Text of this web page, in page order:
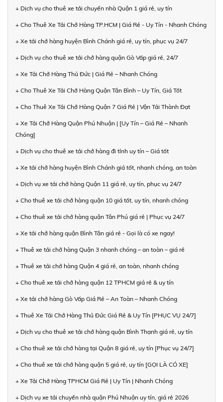
+ Dịch vụ cho thuê xe tải chuyển nhà Quận 1 giá rẻ, uy tín
+ Cho Thuê Xe Tải Chở Hàng TP.HCM | Giá Rẻ - Uy Tín - Nhanh Chóng
+ Xe tải chở hàng huyện Bình Chánh giá rẻ, uy tín, phục vụ 24/7
+ Dịch vụ cho thuê xe tải chở hàng quận Gò Vấp giá rẻ, 24/7
+ Xe Tải Chở Hàng Thủ Đức | Giá Rẻ – Nhanh Chóng
+ Cho Thuê Xe Tải Chở Hàng Quận Tân Bình – Uy Tín, Giá Tốt
+ Cho Thuê Xe Tải Chở Hàng Quận 7 Giá Rẻ | Vận Tải Thành Đạt
+ Xe Tải Chở Hàng Quận Phú Nhuận | [Uy Tín – Giá Rẻ – Nhanh
Chóng]
+ Dịch vụ cho thuê xe tải chở hàng đi tỉnh uy tín – Giá tốt
+ Xe tải chở hàng huyện Bình Chánh giá tốt, nhanh chóng, an toàn
+ Dịch vụ xe tải chở hàng Quận 11 giá rẻ, uy tín, phục vụ 24/7
+ Cho thuê xe tải chở hàng quận 10 giá tốt, uy tín, nhanh chóng
+ Cho thuê xe tải chở hàng quận Tân Phú giá rẻ | Phục vụ 24/7
+ Xe tải chở hàng quận Bình Tân giá rẻ - Gọi là có xe ngay!
+ Thuê xe tải chở hàng Quận 3 nhanh chóng – an toàn – giá rẻ
+ Thuê xe tải chở hàng Quận 4 giá rẻ, an toàn, nhanh chóng
+ Cho thuê xe tải chở hàng quận 12 TPHCM giá rẻ & uy tín
+ Xe tải chở hàng Gò Vấp Giá Rẻ – An Toàn – Nhanh Chóng
+ Thuê Xe Tải Chở Hàng Thủ Đức Giá Rẻ & Uy Tín [PHỤC VỤ 24/7]
+ Dịch vụ cho thuê xe tải chở hàng quận Bình Thạnh giá rẻ, uy tín
+ Cho thuê xe tải chở hàng tại Quận 8 giá rẻ, uy tín [Phục vụ 24/7]
+ Cho thuê xe tải chở hàng quận 5 giá rẻ, uy tín [GỌI LÀ CÓ XE]
+ Xe Tải Chở Hàng TPHCM Giá Rẻ | Uy Tín | Nhanh Chóng
+ Dịch vụ xe tải chuyển nhà quận Phú Nhuận uy tín, giá rẻ 2026